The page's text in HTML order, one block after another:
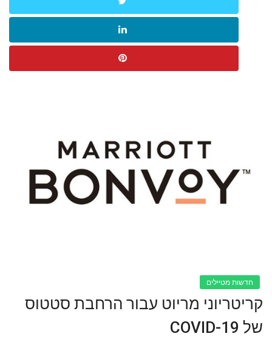
חדשות מטיילים
קריטריוני מריוט עבור הרחבת סטטוס
של COVID-19